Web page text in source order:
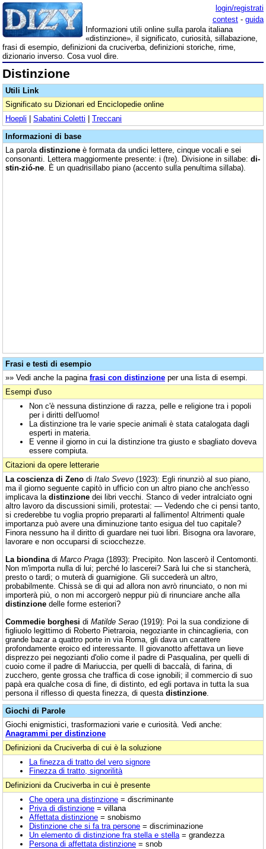
login/registrati
contest - guida
Informazioni utili online sulla parola italiana
«distinzione», il significato, curiosità, sillabazione,
frasi di esempio, definizioni da cruciverba, definizioni storiche, rime,
dizionario inverso. Cosa vuol dire.
Distinzione
Utili Link
Significato su Dizionari ed Enciclopedie online
Hoepli | Sabatini Coletti | Treccani
Informazioni di base
La parola distinzione è formata da undici lettere, cinque vocali e sei
consonanti. Lettera maggiormente presente: i (tre). Divisione in sillabe: di-
stin-zió-ne . È un quadrisillabo piano (accento sulla penultima sillaba).
Frasi e testi di esempio
»» Vedi anche la pagina frasi con distinzione per una lista di esempi.
Esempi d'uso
Non c'è nessuna distinzione di razza, pelle e religione tra i popoli
per i diritti dell'uomo!
La distinzione tra le varie specie animali è stata catalogata dagli
esperti in materia.
E venne il giorno in cui la distinzione tra giusto e sbagliato doveva
essere compiuta.
Citazioni da opere letterarie
La coscienza di Zeno di Italo Svevo (1923): Egli rinunziò al suo piano,
ma il giorno seguente capitò in ufficio con un altro piano che anch'esso
implicava la distinzione dei libri vecchi. Stanco di veder intralciato ogni
altro lavoro da discussioni simili, protestai: — Vedendo che ci pensi tanto,
si crederebbe tu voglia proprio prepararti al fallimento! Altrimenti quale
importanza può avere una diminuzione tanto esigua del tuo capitale?
Finora nessuno ha il diritto di guardare nei tuoi libri. Bisogna ora lavorare,
lavorare e non occuparsi di sciocchezze.
La biondina di Marco Praga (1893): Precipito. Non lascerò il Centomonti.
Non m'importa nulla di lui; perché lo lascerei? Sarà lui che si stancherà,
presto o tardi; o muterà di guarnigione. Gli succederà un altro,
probabilmente. Chissà se di qui ad allora non avrò rinunciato, o non mi
importerà più, o non mi accorgerò neppur più di rinunciare anche alla
distinzione delle forme esteriori?
Commedie borghesi di Matilde Serao (1919): Poi la sua condizione di
figliuolo legittimo di Roberto Pietraroia, negoziante in chincaglieria, con
grande bazar a quattro porte in via Roma, gli dava un carattere
profondamente eroico ed interessante. Il giovanotto affettava un lieve
disprezzo pei negozianti d'olio come il padre di Pasqualina, per quelli di
cuoio come il padre di Mariuccia, per quelli di baccalà, di farina, di
zucchero, gente grossa che traffica di cose ignobili; il commercio di suo
papà era qualche cosa di fine, di distinto, ed egli portava in tutta la sua
persona il riflesso di questa finezza, di questa distinzione
Giochi di Parole
Giochi enigmistici, trasformazioni varie e curiosità. Vedi anche:
Anagrammi per distinzione
Definizioni da Cruciverba di cui è la soluzione
La finezza di tratto del vero signore
Finezza di tratto, signorilità
Definizioni da Cruciverba in cui è presente
Che opera una distinzione = discriminante
Priva di distinzione = villana
Affettata distinzione = snobismo
Distinzione che si fa tra persone = discriminazione
Un elemento di distinzione fra stella e stella = grandezza
Persona di affettata distinzione = snob